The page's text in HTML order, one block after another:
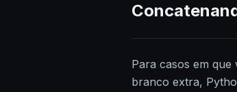
Para casos em que
branco extra,